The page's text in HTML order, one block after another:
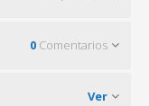
0 Comentarios
Ver